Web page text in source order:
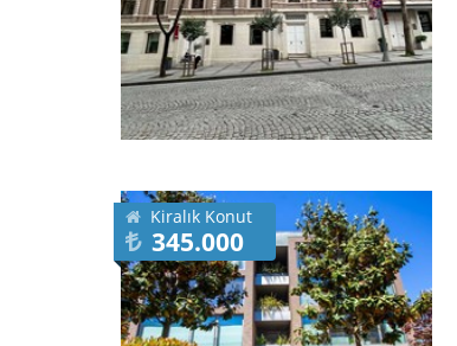
Kiralık Konut
345.000